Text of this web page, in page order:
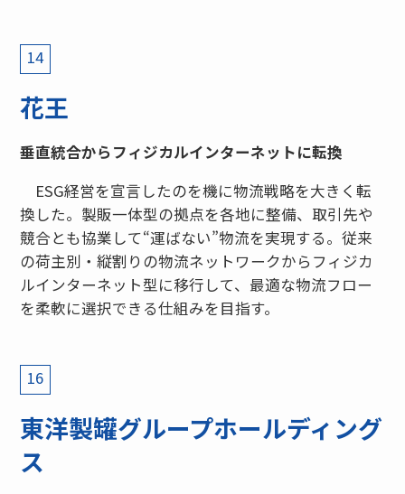
14
花王
垂直統合からフィジカルインターネットに転換
ESG経営を宣言したのを機に物流戦略を大きく転
換した。製販一体型の拠点を各地に整備、取引先や
競合とも協業して“運ばない”物流を実現する。従来
の荷主別・縦割りの物流ネットワークからフィジカ
ルインターネット型に移行して、最適な物流フロー
を柔軟に選択できる仕組みを目指す。
16
東洋製罐グループホールディング
ス